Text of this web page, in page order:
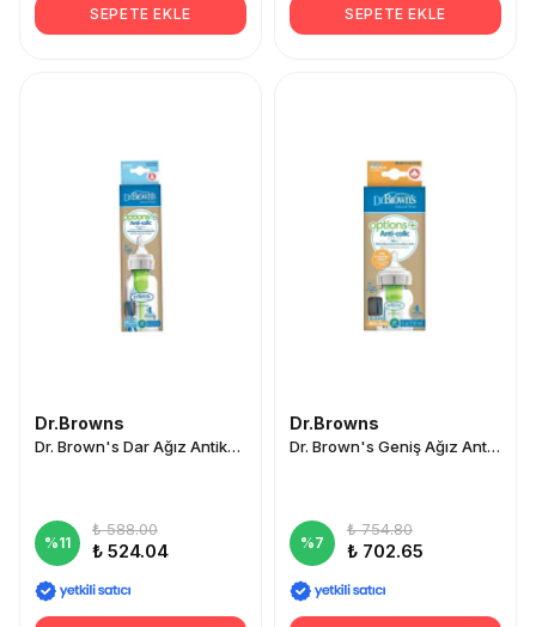
SEPETE EKLE SEPETE EKLE
Dr.Browns
Dr. Brown's Dar Ağız Antikolik Cam Biberon 8 oz/250 ml
%11
₺ 588.00
₺ 524.04
Dr.Browns
Dr. Brown's Geniş Ağız Antikolik Cam Biberon 5 oz/150 ml
%7
₺ 754.80
₺ 702.65